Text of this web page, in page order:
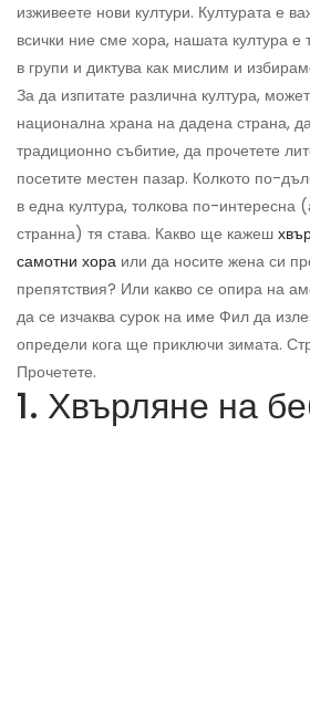
изживеете нови култури. Културата е
всички ние сме хора, нашата култура е
в групи и диктува как мислим и
За да изпитате различна култура,
национална храна на дадена страна,
традиционно събитие, да прочетете
посетите местен пазар. Колкото по-
в една култура, толкова по-интересна
странна) тя става. Какво ще кажеш
самотни хора или да носите жена си
препятствия? Или какво се опира на
да се изчаква сурок на име Фил да
определи кога ще приключи зимата.
Прочетете.
1. Хвърляне на